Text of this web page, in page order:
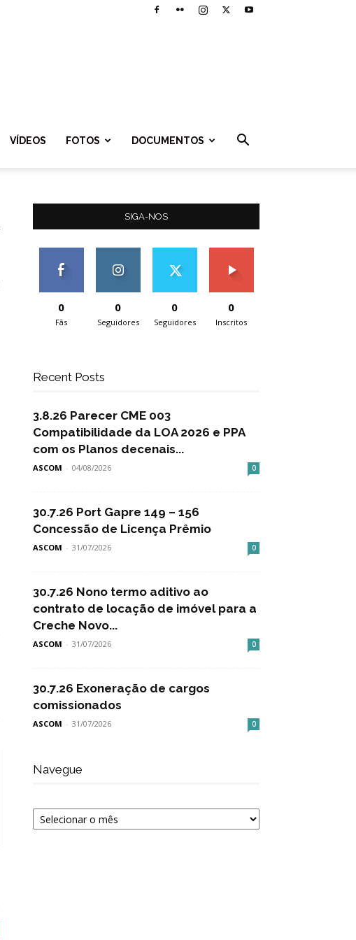
VÍDEOS FOTOS DOCUMENTOS
SIGA-NOS
0
Fãs
0
Seguidores
0
Seguidores
0
Inscritos
Recent Posts
3.8.26 Parecer CME 003
Compatibilidade da LOA 2026 e PPA
com os Planos decenais...
ASCOM - 04/08/2026 0
30.7.26 Port Gapre 149 – 156
Concessão de Licença Prêmio
ASCOM - 31/07/2026 0
30.7.26 Nono termo aditivo ao
contrato de locação de imóvel para a
Creche Novo...
ASCOM - 31/07/2026 0
30.7.26 Exoneração de cargos
comissionados
ASCOM - 31/07/2026 0
Navegue
Navegue